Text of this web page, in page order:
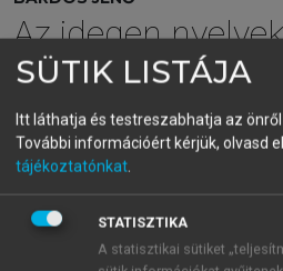
Az idegen
tanításának
és gyakorlata
menu_book OLVASÁS
SÜTIK LISTÁJA
Itt láthatja és testreszabhatja az
További információért kérjük, olvasd
tájékoztatónkat.
STATISZTIKA
A statisztikai sütiket